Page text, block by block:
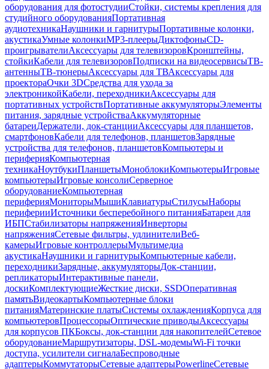
оборудования для фотостудииСтойки, системы крепления для
студийного оборудованияПортативная
аудиотехникаНаушники и гарнитурыПортативные колонки,
акустикаУмные колонкиMP3-плеерыДиктофоныCD-
проигрывателиАксессуары для телевизоровКронштейны,
стойкиКабели для телевизоровПодписки на видеосервисыТВ-
антенныТВ-тюнерыАксессуары для ТВАксессуары для
проектораОчки 3DСредства для ухода за
электроникойКабели, переходникиАксессуары для
портативных устройствПортативные аккумуляторыЭлементы
питания, зарядные устройстваАккумуляторные
батареиДержатели, док-станцииАксессуары для планшетов,
смартфоновКабели для телефонов, планшетовЗарядные
устройства для телефонов, планшетовКомпьютеры и
периферияКомпьютерная
техникаНоутбукиПланшетыМоноблокиКомпьютерыИгровые
компьютерыИгровые консолиСерверное
оборудованиеКомпьютерная
периферияМониторыМышиКлавиатурыСтилусыНаборы
периферииИсточники бесперебойного питанияБатареи для
ИБПСтабилизаторы напряженияИнверторы
напряженияСетевые фильтры, удлинителиВеб-
камерыИгровые контроллерыМультимедиа
акустикаНаушники и гарнитурыКомпьютерные кабели,
переходникиЗарядные, аккумуляторыДок-станции,
репликаторыИнтерактивные панели,
доскиКомплектующиеЖесткие диски, SSDОперативная
памятьВидеокартыКомпьютерные блоки
питанияМатеринские платыСистемы охлажденияКорпуса для
компьютеровПроцессорыОптические приводыАксессуары
для корпусов ПКБоксы, док-станции для накопителейСетевое
оборудованиеМаршрутизаторы, DSL-модемыWi-Fi точки
доступа, усилители сигналаБеспроводные
адаптерыКоммутаторыСетевые адаптерыPowerlineСетевые